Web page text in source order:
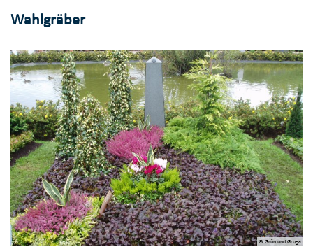
Wahlgräber
© Grün und Gruga